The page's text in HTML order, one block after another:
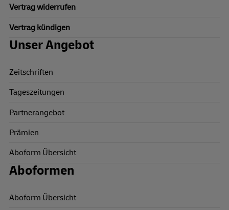
Vertrag widerrufen
Vertrag kündigen
Unser Angebot
Zeitschriften
Tageszeitungen
Partnerangebot
Prämien
Aboform Übersicht
Aboformen
Aboform Übersicht